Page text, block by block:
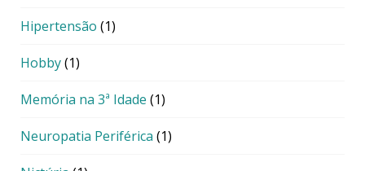
Hipertensão (1)
Hobby(1)
Memória na 3ª Idade (1)
Neuropatia Periférica (1)